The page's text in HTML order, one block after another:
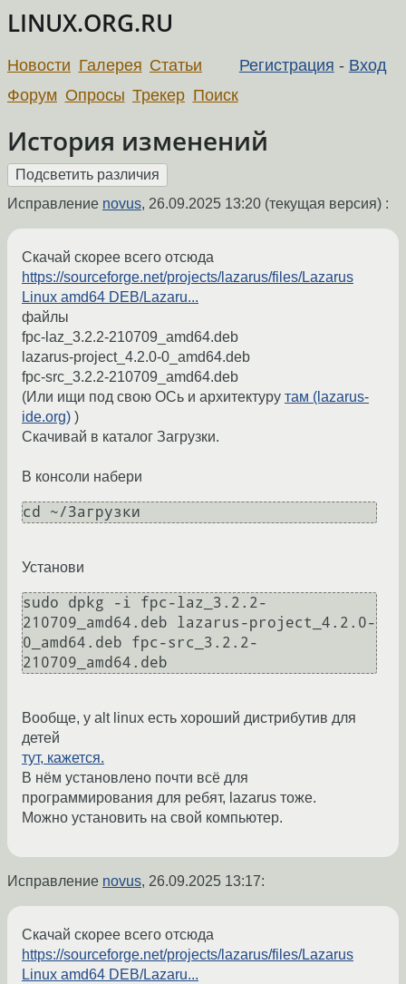
LINUX.ORG.RU
Регистрация - Вход
Новости Галерея Статьи
Форум Опросы Трекер Поиск
История изменений
Исправление novus, 26.09.2025 13:20 (текущая версия) :
Скачай скорее всего отсюда
https://sourceforge.net/projects/lazarus/files/Lazarus
Linux amd64 DEB/Lazaru...
файлы
fpc-laz_3.2.2-210709_amd64.deb
lazarus-project_4.2.0-0_amd64.deb
fpc-src_3.2.2-210709_amd64.deb
(Или ищи под свою ОСь и архитектуру там (lazarus-
ide.org) )
Скачивай в каталог Загрузки.
В консоли набери
cd ~/Загрузки
Установи
sudo dpkg -i fpc-laz_3.2.2-
210709_amd64.deb lazarus-project_4.2.0-
0_amd64.deb fpc-src_3.2.2-
210709_amd64.deb
Вообще, у alt linux есть хороший дистрибутив для
детей
тут, кажется.
В нём установлено почти всё для
программирования для ребят, lazarus тоже.
Можно установить на свой компьютер.
Исправление novus, 26.09.2025 13:17:
Скачай скорее всего отсюда
https://sourceforge.net/projects/lazarus/files/Lazarus
Linux amd64 DEB/Lazaru...